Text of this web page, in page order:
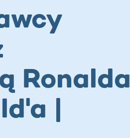
Ronalda
|